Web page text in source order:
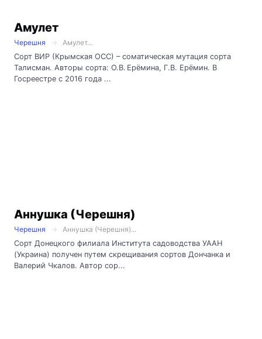
Амулет
Черешня
Амулет...
Сорт ВИР (Крымская ОСС) – соматическая мутация сорта
Талисман. Авторы сорта: О.В. Ерёмина, Г.В. Ерёмин. В
Госреестре с 2016 года ...
Аннушка (Черешня)
Черешня
Аннушка (Черешня)...
Сорт Донецкого филиала Института садоводства УААН
(Украина) получен путем скрещивания сортов Дончанка и
Валерий Чкалов. Автор сор...